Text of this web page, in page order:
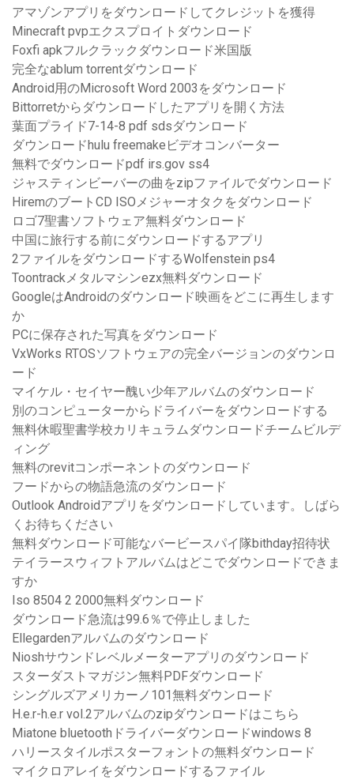
アマゾンアプリをダウンロードしてクレジットを獲得
Minecraft pvpエクスプロイトダウンロード
Foxfi apkフルクラックダウンロード米国版
完全なablum torrentダウンロード
Android用のMicrosoft Word 2003をダウンロード
Bittorretからダウンロードしたアプリを開く方法
葉面プライド7-14-8 pdf sdsダウンロード
ダウンロードhulu freemakeビデオコンバーター
無料でダウンロードpdf irs.gov ss4
ジャスティンビーバーの曲をzipファイルでダウンロード
HiremのブートCD ISOメジャーオタクをダウンロード
ロゴ7聖書ソフトウェア無料ダウンロード
中国に旅行する前にダウンロードするアプリ
2ファイルをダウンロードするWolfenstein ps4
Toontrackメタルマシンezx無料ダウンロード
GoogleはAndroidのダウンロード映画をどこに再生します
か
PCに保存された写真をダウンロード
VxWorks RTOSソフトウェアの完全バージョンのダウンロ
ード
マイケル・セイヤー醜い少年アルバムのダウンロード
別のコンピューターからドライバーをダウンロードする
無料休暇聖書学校カリキュラムダウンロードチームビルデ
ィング
無料のrevitコンポーネントのダウンロード
フードからの物語急流のダウンロード
Outlook Androidアプリをダウンロードしています。しばら
くお待ちください
無料ダウンロード可能なバービースパイ隊bithday招待状
テイラースウィフトアルバムはどこでダウンロードできま
すか
Iso 8504 2 2000無料ダウンロード
ダウンロード急流は99.6％で停止しました
Ellegardenアルバムのダウンロード
Nioshサウンドレベルメーターアプリのダウンロード
スターダストマガジン無料PDFダウンロード
シングルズアメリカーノ101無料ダウンロード
H.e.r-h.e.r vol.2アルバムのzipダウンロードはこちら
Miatone bluetoothドライバーダウンロードwindows 8
ハリースタイルポスターフォントの無料ダウンロード
マイクロアレイをダウンロードするファイル